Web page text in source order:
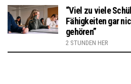
“Viel zu viele
Fähigkeiten gar
gehören”
2 STUNDEN HER